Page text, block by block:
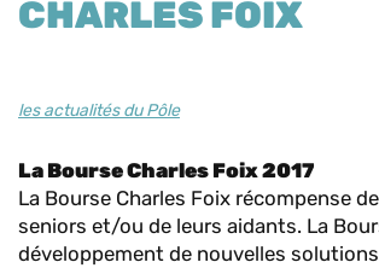
CHARLES FOIX
les actualités du Pôle
La Bourse Charles Foix 2017
La Bourse Charles Foix récompense
seniors et/ou de leurs aidants. La
développement de nouvelles